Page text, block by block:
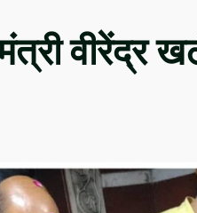
वीरेंद्र